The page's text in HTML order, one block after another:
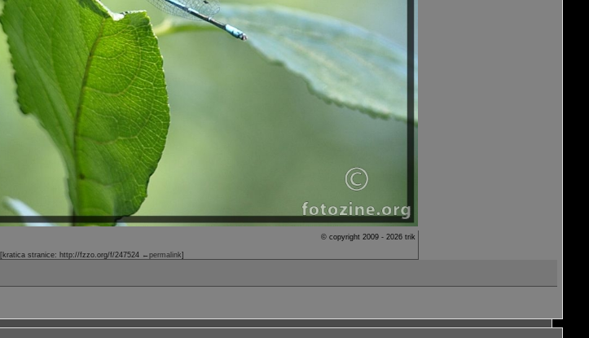
© copyright 2009 - 2026 trik
[kratica stranice: http://fzzo.org/f/247524 ←permalink]